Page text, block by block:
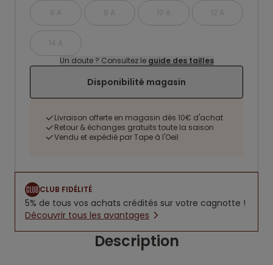
6 A 8 A 10 A 12 A
14 A
Un doute ? Consultez le guide des tailles
Disponibilité magasin
Livraison offerte en magasin dès 10€ d'achat
Retour & échanges gratuits toute la saison
Vendu et expédié par Tape à l'Oeil
CLUB FIDÉLITÉ
5% de tous vos achats crédités sur votre cagnotte !
Découvrir tous les avantages
Description